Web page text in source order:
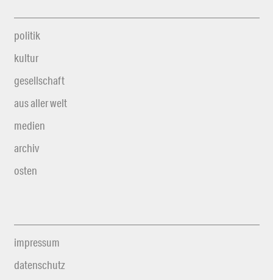
politik
kultur
gesellschaft
aus aller welt
medien
archiv
osten
impressum
datenschutz